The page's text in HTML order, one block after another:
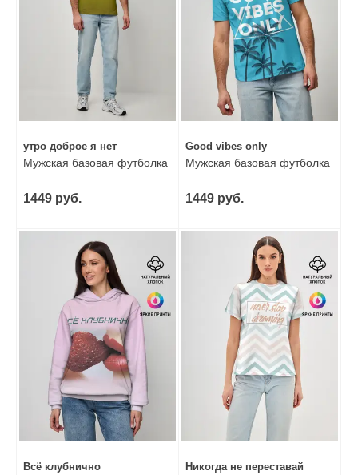
утро доброе я нет
Мужская базовая футболка
1449 руб.
Good vibes only
Мужская базовая футболка
1449 руб.
Всё клубнично
Никогда не переставай